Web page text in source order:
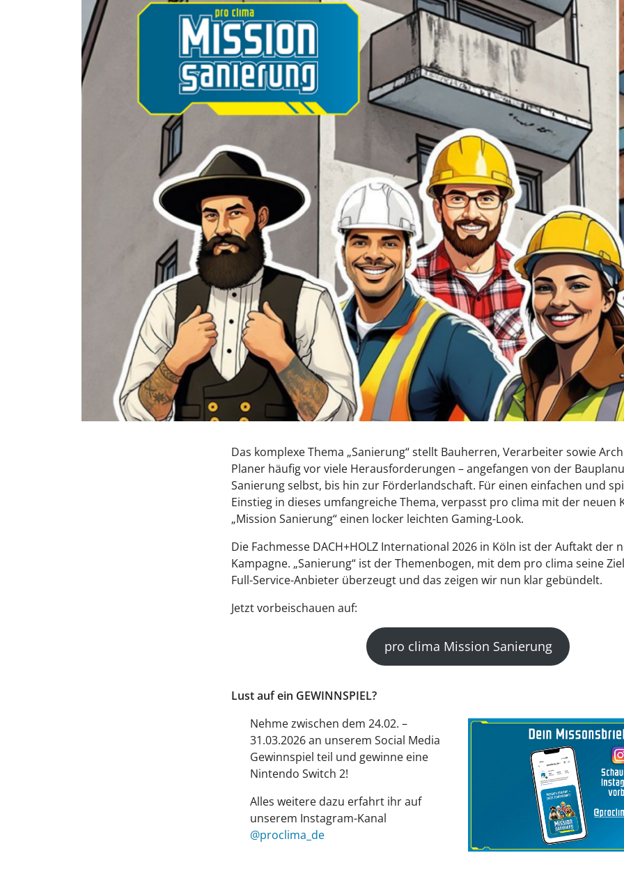
Das komplexe Thema „Sanierung“ stellt Bauherren, Verarbeiter sowie
Planer häufig vor viele Herausforderungen – angefangen von der
Sanierung selbst, bis hin zur Förderlandschaft. Für einen einfachen und
Einstieg in dieses umfangreiche Thema, verpasst pro clima mit der neuen
„Mission Sanierung“ einen locker leichten Gaming-Look.
Die Fachmesse DACH+HOLZ International 2026 in Köln ist der Auftakt der
Kampagne. „Sanierung“ ist der Themenbogen, mit dem pro clima seine
Full-Service-Anbieter überzeugt und das zeigen wir nun klar gebündelt.
Jetzt vorbeischauen auf:
pro clima Mission Sanierung
Lust auf ein GEWINNSPIEL?
Nehme zwischen dem 24.02. –
31.03.2026 an unserem Social Media
Gewinnspiel teil und gewinne eine
Nintendo Switch 2!
Alles weitere dazu erfahrt ihr auf
unserem Instagram-Kanal
@proclima_de